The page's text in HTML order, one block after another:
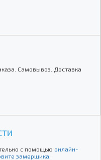
Самовывоз. Доставка
с помощью онлайн-
замерщика